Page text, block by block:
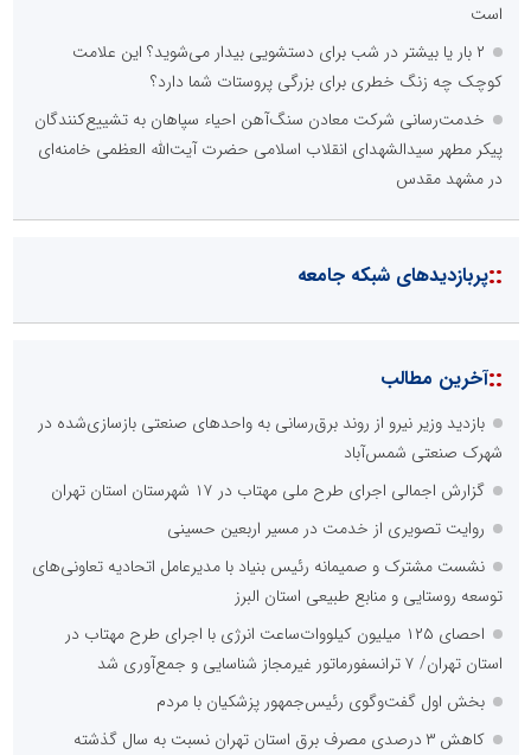
است
۲ بار یا بیشتر در شب برای دستشویی بیدار می‌شوید؟ این علامت
کوچک چه زنگ خطری برای بزرگی پروستات شما دارد؟
خدمت‌رسانی شرکت معادن سنگ‌آهن احیاء سپاهان به تشییع‌کنندگان
پیکر مطهر سیدالشهدای انقلاب اسلامی حضرت آیت‌الله العظمی خامنه‌ای
در مشهد مقدس
::پربازدیدهای شبکه جامعه
::آخرین مطالب
بازدید وزیر نیرو از روند برق‌رسانی به واحدهای صنعتی بازسازی‌شده در
شهرک صنعتی شمس‌آباد
گزارش اجمالی اجرای طرح ملی مهتاب در ۱۷ شهرستان استان تهران
روایت تصویری از خدمت در مسیر اربعین حسینی
نشست مشترک و صمیمانه رئیس بنیاد با مدیرعامل اتحادیه تعاونی‌های
توسعه روستایی و منابع طبیعی استان البرز
احصای ۱۲۵ میلیون کیلووات‌ساعت انرژی با اجرای طرح مهتاب در
استان تهران/ ۷ ترانسفورماتور غیرمجاز شناسایی و جمع‌آوری شد
بخش اول گفت‌وگوی رئیس‌جمهور پزشکیان با مردم
کاهش ۳ درصدی مصرف برق استان تهران نسبت به سال گذشته